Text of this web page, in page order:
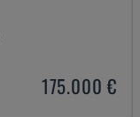
175.000 €